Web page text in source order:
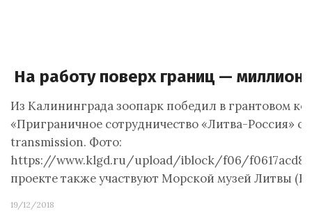
На работу поверх границ — миллион
Из Калининграда зоопарк победил в грантовом
«Приграничное сотрудничество «Литва-Россия»
transmission. Фото:
https://www.klgd.ru/upload/iblock/f06/
проекте также участвуют Морской музей Литвы
19/12/2018